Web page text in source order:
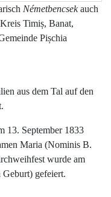
Németbencsekauch
Timiș, Banat,
Pișchia
aus dem Tal auf den
13. September 1833
Maria (Nominis B.
wurde am
Geburt) gefeiert.